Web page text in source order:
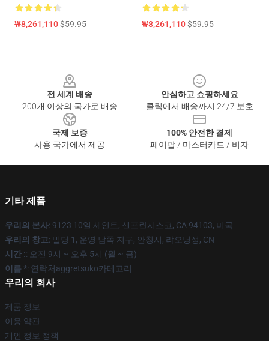
₩8,261,110$59.95 ₩8,261,110$59.95
전 세계 배송
200개 이상의 국가로 배송
안심하고 쇼핑하세요
클릭에서 배송까지 24/7 보호
국제 보증
사용 국가에서 제공
100% 안전한 결제
페이팔 / 마스터카드 / 비자
기타 제품
우리의 본사: 9123 10일 세인트, 샌프란시스코, CA 94103, 미국
우리의 창고: 빌딩 1, 운영 남쪽 지구, 안칭시, 랴오닝성, CN
시간 :: 오전 9시 ~ 오후 5시 (월 ~ 금)
이름 *: 연락처aggretsuko카테고리
우리의 회사
제품 정보
이용 약관
개인 정보 정책